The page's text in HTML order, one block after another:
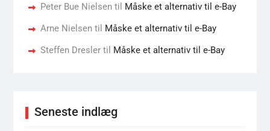
Peter Bue Nielsentil Måske et alternativ til e-Bay
Arne Nielsentil Måske et alternativ til e-Bay
Steffen Dreslertil Måske et alternativ til e-Bay
Seneste indlæg